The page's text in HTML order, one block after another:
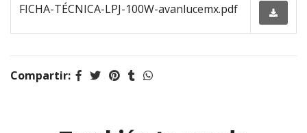
FICHA-TÉCNICA-LPJ-100W-avanlucemx.pdf
Compartir: